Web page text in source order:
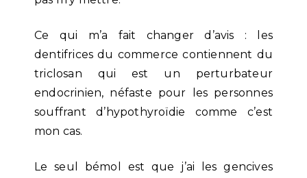
Ce qui m’a fait changer d’avis : les
dentifrices du commerce contiennent du
triclosan qui est un perturbateur
endocrinien, néfaste pour les personnes
souffrant d’hypothyroïdie comme c’est
mon cas.
Le seul bémol est que j’ai les gencives